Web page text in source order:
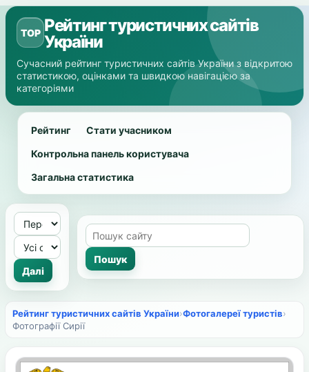
TOP Рейтинг туристичних сайтів
України
Сучасний рейтинг туристичних сайтів України з відкритою
статистикою, оцінками та швидкою навігацією за
категоріями
Рейтинг
Стати учасником
Контрольна панель користувача
Загальна статистика
Рейтинг туристичних сайтів України›Фотогалереї туристів›
Фотографії Сирії